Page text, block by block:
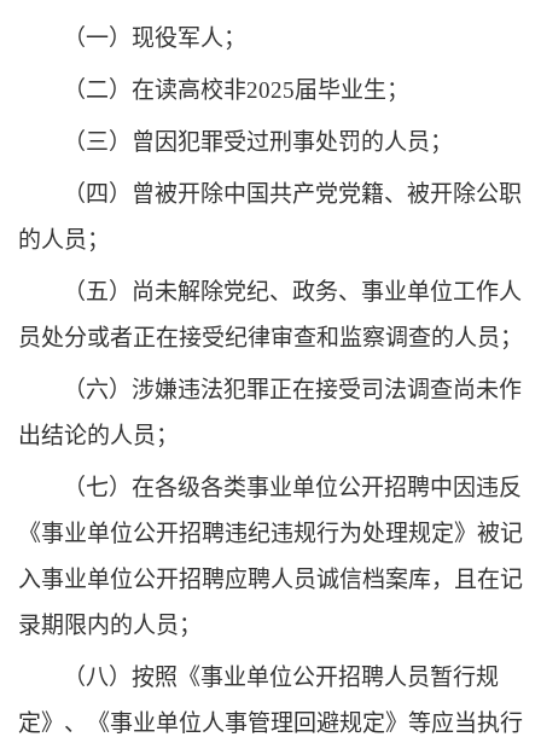
（一）现役军人；
（二）在读高校非2025届毕业生；
（三）曾因犯罪受过刑事处罚的人员；
（四）曾被开除中国共产党党籍、被开除公职
的人员；
（五）尚未解除党纪、政务、事业单位工作人
员处分或者正在接受纪律审查和监察调查的人员；
（六）涉嫌违法犯罪正在接受司法调查尚未作
出结论的人员；
（七）在各级各类事业单位公开招聘中因违反
《事业单位公开招聘违纪违规行为处理规定》被记
入事业单位公开招聘应聘人员诚信档案库，且在记
录期限内的人员；
（八）按照《事业单位公开招聘人员暂行规
定》、《事业单位人事管理回避规定》等应当执行